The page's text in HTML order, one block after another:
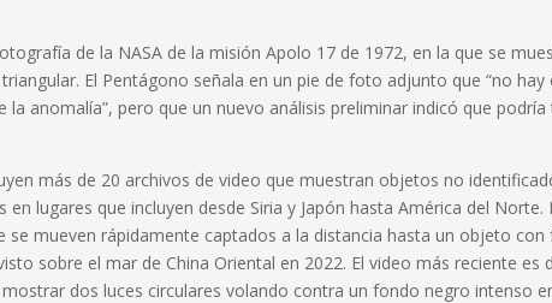
de la NASA de la misión Apolo 17 de 1972, en la que se
El Pentágono señala en un pie de foto adjunto que “no hay
la anomalía”, pero que un nuevo análisis preliminar indicó que
más de 20 archivos de video que muestran objetos no
en lugares que incluyen desde Siria y Japón hasta América del
se mueven rápidamente captados a la distancia hasta un objeto
sobre el mar de China Oriental en 2022. El video más reciente es
dos luces circulares volando contra un fondo negro intenso